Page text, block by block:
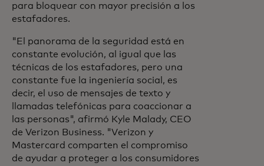
para bloquear con mayor precisión a los
estafadores.
"El panorama de la seguridad está en
constante evolución, al igual que las
técnicas de los estafadores, pero una
constante fue la ingeniería social, es
decir, el uso de mensajes de texto y
llamadas telefónicas para coaccionar a
las personas", afirmó Kyle Malady, CEO
de Verizon Business. "Verizon y
Mastercard comparten el compromiso
de ayudar a proteger a los consumidores